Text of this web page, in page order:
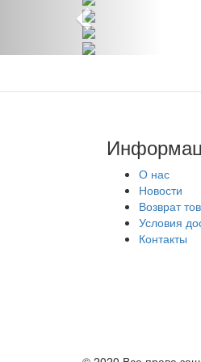
О нас
Новости
Возврат
Условия
Контакты